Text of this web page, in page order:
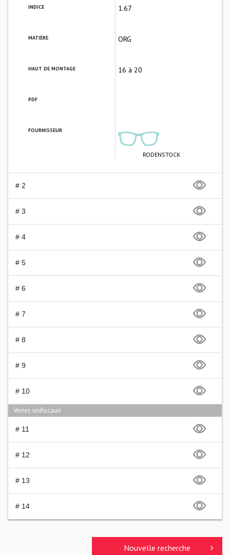
INDICE 1.67
MATIÈRE ORG
HAUT DE MONTAGE 16 à 20
PDF
FOURNISSEUR
RODENSTOCK
# 2
# 3
# 4
# 5
# 6
# 7
# 8
# 9
# 10
Verres unifocaux
# 11
# 12
# 13
# 14
Nouvelle recherche